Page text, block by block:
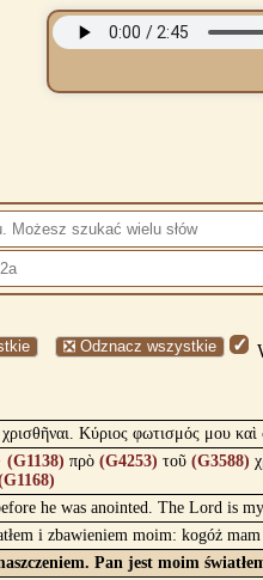
❎ Odznacz wszystkie
Κύριος φωτισμός μου
(G1138) πρὸ (G4253) τοῦ (G3588)
he was anointed. The Lord is
i zbawieniem moim: kogóż
Pan jest moim